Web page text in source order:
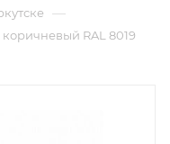
—
RAL 8019